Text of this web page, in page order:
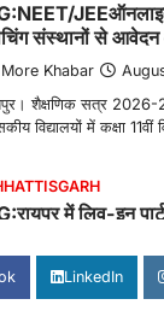
संस्थानों से
More Khabar
शैक्षणिक सत्र
विद्यालयों में कक्षा 11वीं
में लिव-इन
More Khabar
राजधानी रायपुर से एक
LinkedIn